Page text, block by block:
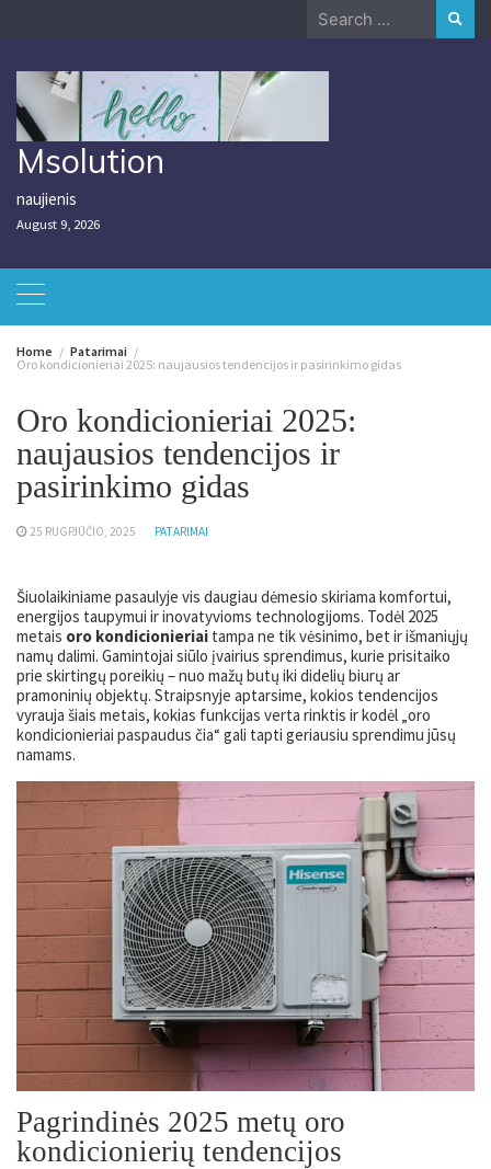
Search
Msolution
naujienis
August 9, 2026
Home
Patarimai
Oro kondicionieriai 2025: naujausios tendencijos ir pasirinkimo gidas
Oro kondicionieriai 2025:
naujausios tendencijos ir
pasirinkimo gidas
25 RUGPJŪČIO, 2025 PATARIMAI
Šiuolaikiniame pasaulyje vis daugiau dėmesio skiriama komfortui,
energijos taupymui ir inovatyvioms technologijoms. Todėl 2025
metais oro kondicionieriai tampa ne tik vėsinimo, bet ir išmaniųjų
namų dalimi. Gamintojai siūlo įvairius sprendimus, kurie prisitaiko
prie skirtingų poreikių – nuo mažų butų iki didelių biurų ar
pramoninių objektų. Straipsnyje aptarsime, kokios tendencijos
vyrauja šiais metais, kokias funkcijas verta rinktis ir kodėl „oro
kondicionieriai paspaudus čia“ gali tapti geriausiu sprendimu jūsų
namams.
Pagrindinės 2025 metų oro
kondicionierių tendencijos